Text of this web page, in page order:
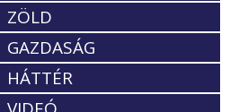
ZÖLD
GAZDASÁG
HÁTTÉR